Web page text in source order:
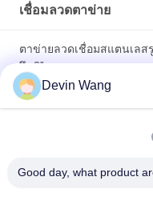
เชื่อมลวดตาข่าย
ตาข่ายลวดเชื่อมสแตนเลส
ถึง 3"
เครื่องเชื่อมไฟฟ้าเหล็กไร้
สแตนเลส 304 แปรงสาย
Devin Wang
Good day, what product